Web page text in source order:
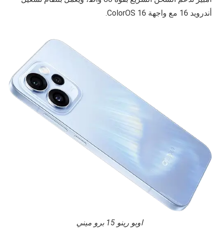
أندرويد 16 مع واجهة ColorOS 16.
اوبو رينو 15 برو ميني